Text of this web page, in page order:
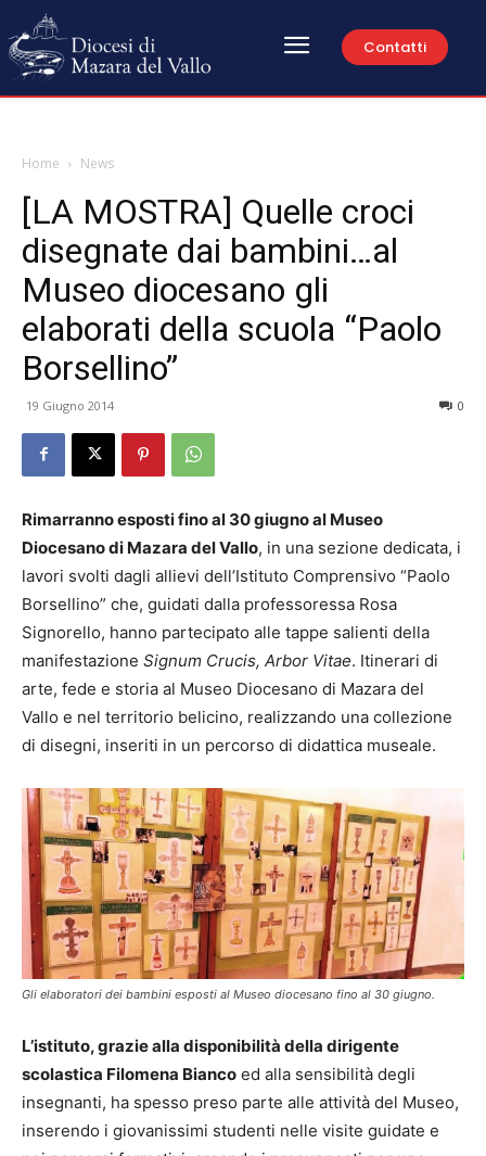
Contatti
Home News
[LA MOSTRA] Quelle croci
disegnate dai bambini…al
Museo diocesano gli
elaborati della scuola “Paolo
Borsellino”
19 Giugno 2014 0
Rimarranno esposti fino al 30 giugno al Museo
Diocesano di Mazara del Vallo, in una sezione dedicata, i
lavori svolti dagli allievi dell’Istituto Comprensivo “Paolo
Borsellino” che, guidati dalla professoressa Rosa
Signorello, hanno partecipato alle tappe salienti della
manifestazione Signum Crucis, Arbor Vitae. Itinerari di
arte, fede e storia al Museo Diocesano di Mazara del
Vallo e nel territorio belicino, realizzando una collezione
di disegni, inseriti in un percorso di didattica museale.
Gli elaboratori dei bambini esposti al Museo diocesano fino al 30 giugno.
L’istituto, grazie alla disponibilità della dirigente
scolastica Filomena Bianco ed alla sensibilità degli
insegnanti, ha spesso preso parte alle attività del Museo,
inserendo i giovanissimi studenti nelle visite guidate e